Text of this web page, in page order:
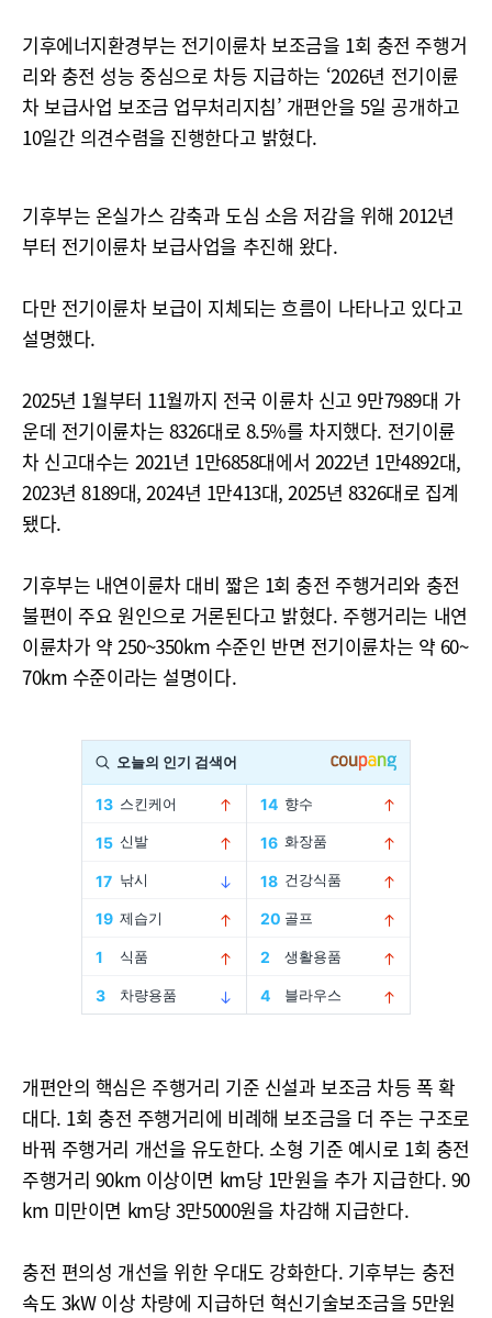
기후에너지환경부는 전기이륜차 보조금을 1회 충전 주행거
리와 충전 성능 중심으로 차등 지급하는 ‘2026년 전기이륜
차 보급사업 보조금 업무처리지침’ 개편안을 5일 공개하고
10일간 의견수렴을 진행한다고 밝혔다.
기후부는 온실가스 감축과 도심 소음 저감을 위해 2012년
부터 전기이륜차 보급사업을 추진해 왔다.
다만 전기이륜차 보급이 지체되는 흐름이 나타나고 있다고
설명했다.
2025년 1월부터 11월까지 전국 이륜차 신고 9만7989대 가
운데 전기이륜차는 8326대로 8.5%를 차지했다. 전기이륜
차 신고대수는 2021년 1만6858대에서 2022년 1만4892대,
2023년 8189대, 2024년 1만413대, 2025년 8326대로 집계
됐다.
기후부는 내연이륜차 대비 짧은 1회 충전 주행거리와 충전
불편이 주요 원인으로 거론된다고 밝혔다. 주행거리는 내연
이륜차가 약 250~350km 수준인 반면 전기이륜차는 약 60~
70km 수준이라는 설명이다.
개편안의 핵심은 주행거리 기준 신설과 보조금 차등 폭 확
대다. 1회 충전 주행거리에 비례해 보조금을 더 주는 구조로
바꿔 주행거리 개선을 유도한다. 소형 기준 예시로 1회 충전
주행거리 90km 이상이면 km당 1만원을 추가 지급한다. 90
km 미만이면 km당 3만5000원을 차감해 지급한다.
충전 편의성 개선을 위한 우대도 강화한다. 기후부는 충전
속도 3kW 이상 차량에 지급하던 혁신기술보조금을 5만원